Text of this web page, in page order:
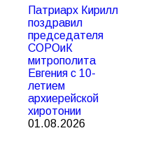
Патриарх Кирилл
поздравил
председателя
СОРОиК
митрополита
Евгения с 10-
летием
архиерейской
хиротонии
01.08.2026